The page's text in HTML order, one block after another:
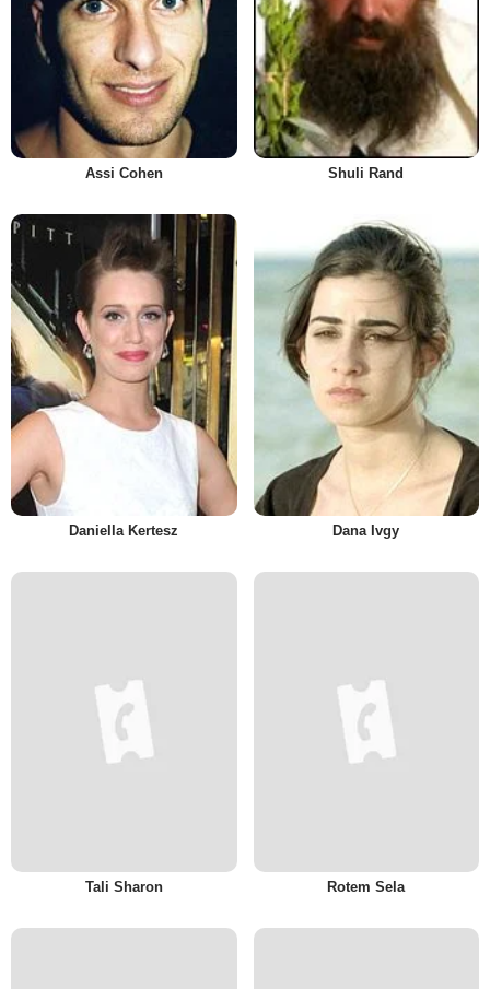
Assi Cohen Shuli Rand
Daniella Kertesz Dana Ivgy
Tali Sharon Rotem Sela